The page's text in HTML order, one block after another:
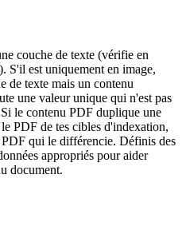
couche de texte (vérifie en
S'il est uniquement en image,
de texte mais un contenu
une valeur unique qui n'est pas
le contenu PDF duplique une
PDF de tes cibles d'indexation,
qui le différencie. Définis des
appropriés pour aider
document.